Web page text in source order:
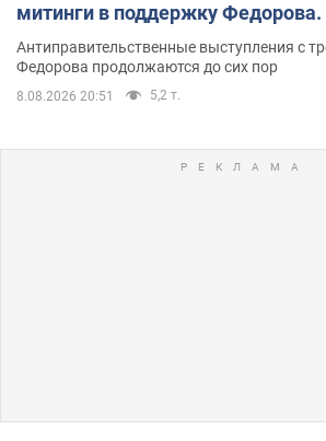
митинги в поддержку
Антиправительственные выступления с
Федорова продолжаются до сих пор
8.08.2026 20:51 5,2 т.